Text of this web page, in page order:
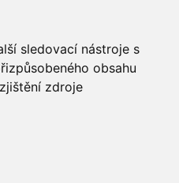
sledovací nástroje s
obsahu
zdroje